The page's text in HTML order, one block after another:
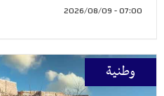
07:00 - 2026/08/09
وطنية